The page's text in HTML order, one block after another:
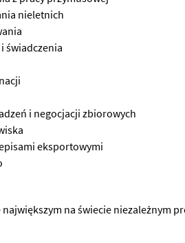
nieletnich
świadczenia
i negocjacji zbiorowych
eksportowymi
największym na świecie niezależnym